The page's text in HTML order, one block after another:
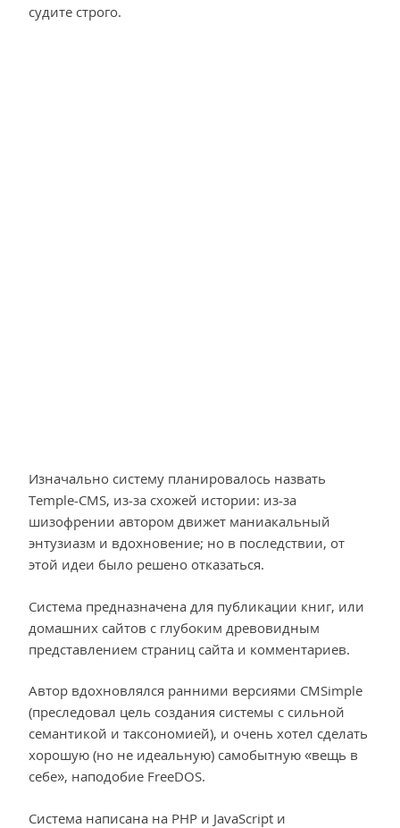
судите строго.
Изначально систему планировалось назвать
Temple-CMS, из-за схожей истории: из-за
шизофрении автором движет маниакальный
энтузиазм и вдохновение; но в последствии, от
этой идеи было решено отказаться.
Система предназначена для публикации книг, или
домашних сайтов с глубоким древовидным
представлением страниц сайта и комментариев.
Автор вдохновлялся ранними версиями CMSimple
(преследовал цель создания системы с сильной
семантикой и таксономией), и очень хотел сделать
хорошую (но не идеальную) самобытную «вещь в
себе», наподобие FreeDOS.
Система написана на PHP и JavaScript и